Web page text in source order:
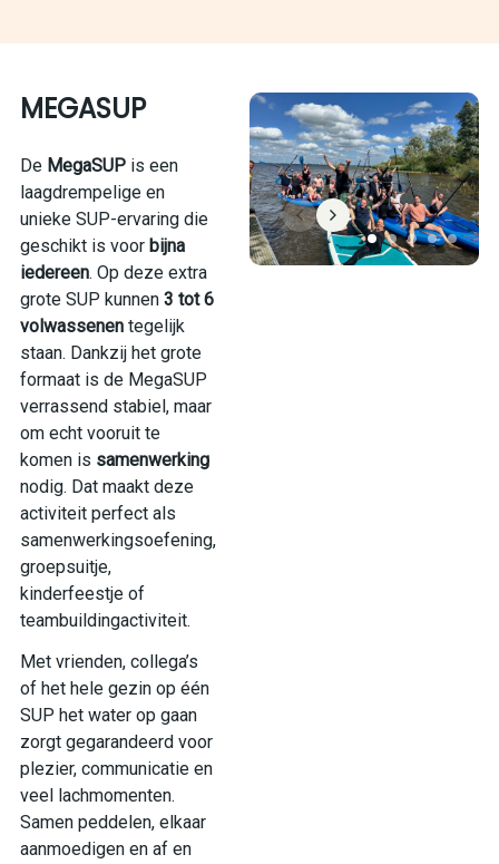
MEGASUP
De MegaSUPis een
laagdrempelige en
unieke SUP-ervaring die
geschikt is voor bijna
iedereen. Op deze extra
grote SUP kunnen 3 tot 6
volwassenentegelijk
staan. Dankzij het grote
formaat is de MegaSUP
verrassend stabiel, maar
om echt vooruit te
komen is samenwerking
nodig. Dat maakt deze
activiteit perfect als
samenwerkingsoefening,
groepsuitje,
kinderfeestje of
teambuildingactiviteit.
Met vrienden, collega’s
of het hele gezin op één
SUP het water op gaan
zorgt gegarandeerd voor
plezier, communicatie en
veel lachmomenten.
Samen peddelen, elkaar
aanmoedigen en af en